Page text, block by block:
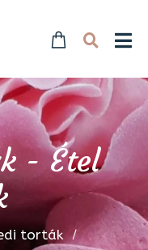
- Étel
torták